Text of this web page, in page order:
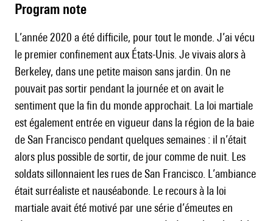
Program note
L’année 2020 a été difficile, pour tout le monde. J’ai vécu
le premier confinement aux États-Unis. Je vivais alors à
Berkeley, dans une petite maison sans jardin. On ne
pouvait pas sortir pendant la journée et on avait le
sentiment que la fin du monde approchait. La loi martiale
est également entrée en vigueur dans la région de la baie
de San Francisco pendant quelques semaines : il n’était
alors plus possible de sortir, de jour comme de nuit. Les
soldats sillonnaient les rues de San Francisco. L’ambiance
était surréaliste et nauséabonde. Le recours à la loi
martiale avait été motivé par une série d’émeutes en